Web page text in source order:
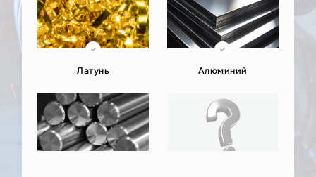
Латунь Алюминий